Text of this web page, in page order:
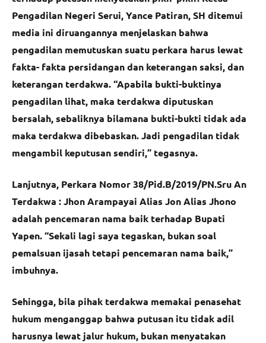
Pengadilan Negeri Serui, Yance Patiran, SH ditemui
media ini diruangannya menjelaskan bahwa
pengadilan memutuskan suatu perkara harus lewat
fakta- fakta persidangan dan keterangan saksi, dan
keterangan terdakwa. “Apabila bukti-buktinya
pengadilan lihat, maka terdakwa diputuskan
bersalah, sebaliknya bilamana bukti-bukti tidak ada
maka terdakwa dibebaskan. Jadi pengadilan tidak
mengambil keputusan sendiri,” tegasnya.
Lanjutnya, Perkara Nomor 38/Pid.B/2019/PN.Sru An
Terdakwa : Jhon Arampayai Alias Jon Alias Jhono
adalah pencemaran nama baik terhadap Bupati
Yapen. “Sekali lagi saya tegaskan, bukan soal
pemalsuan ijasah tetapi pencemaran nama baik,”
imbuhnya.
Sehingga, bila pihak terdakwa memakai penasehat
hukum menganggap bahwa putusan itu tidak adil
harusnya lewat jalur hukum, bukan menyatakan